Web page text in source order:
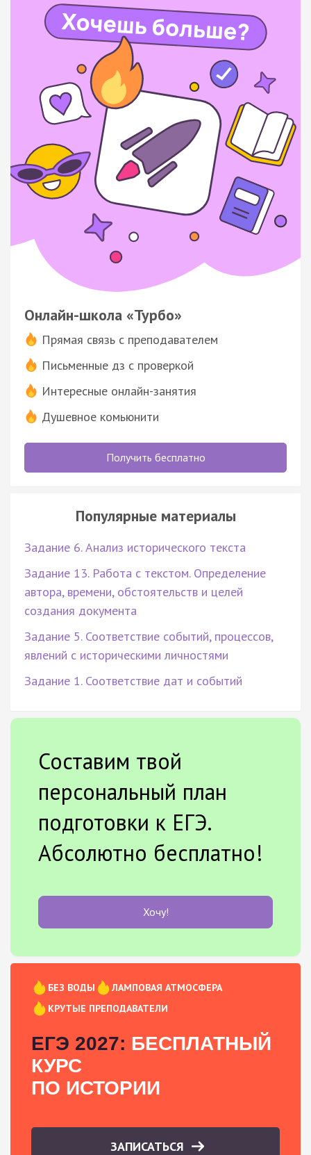
Онлайн-школа «Турбо»
Прямая связь с преподавателем
Письменные дз с проверкой
Интересные онлайн-занятия
Душевное комьюнити
Получить бесплатно
Популярные материалы
Задание 6. Анализ исторического текста
Задание 13. Работа с текстом. Определение
автора, времени, обстоятельств и целей
создания документа
Задание 5. Соответствие событий, процессов,
явлений с историческими личностями
Задание 1. Соответствие дат и событий
Составим твой
персональный план
подготовки к ЕГЭ.
Абсолютно бесплатно!
Хочу!
БЕЗ ВОДЫ
ЛАМПОВАЯ АТМОСФЕРА
КРУТЫЕ ПРЕПОДАВАТЕЛИ
ЕГЭ 2027: БЕСПЛАТНЫЙ
КУРС
ПО ИСТОРИИ
ЗАПИСАТЬСЯ